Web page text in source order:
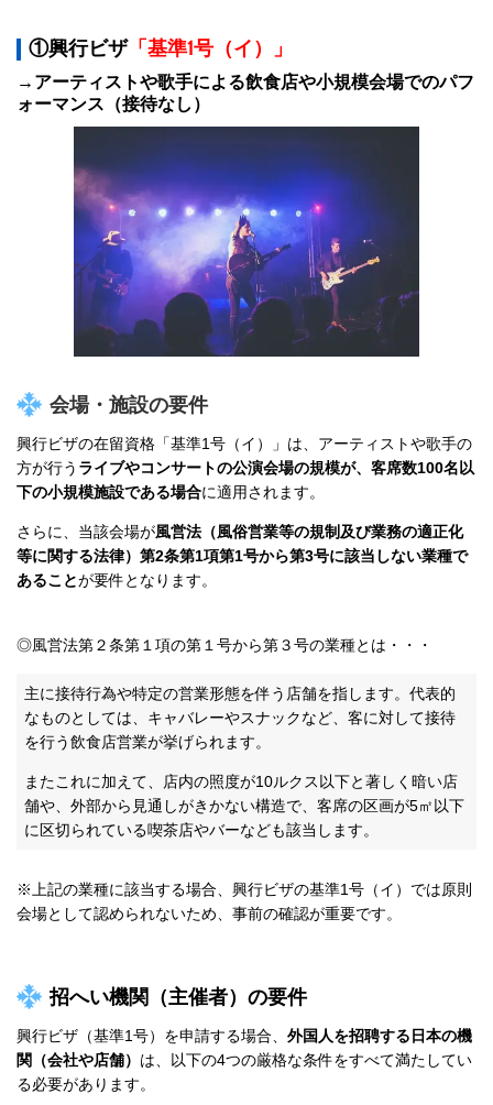
①興行ビザ「基準1号（イ）」
→ アーティストや歌手による飲食店や小規模会場でのパフ
ォーマンス（接待なし）
会場・施設の要件
興行ビザの在留資格「基準1号（イ）」は、アーティストや歌手の
方が行う ライブやコンサートの公演会場の規模が、客席数100名以
下の小規模施設である場合に適用されます。
さらに、当該会場が風営法（風俗営業等の規制及び業務の適正化
等に関する法律）第2条第1項第1号から第3号に該当しない業種で
あることが要件となります。
◎風営法第２条第１項の第１号から第３号の業種とは・・・
主に接待行為や特定の営業形態を伴う店舗を指します。代表的
なものとしては、キャバレーやスナックなど、客に対して接待
を行う飲食店営業が挙げられます。
またこれに加えて、店内の照度が10ルクス以下と著しく暗い店
舗や、外部から見通しがきかない構造で、客席の区画が5㎡以下
に区切られている喫茶店やバーなども該当します。
※上記の業種に該当する場合、興行ビザの基準1号（イ）では原則
会場として認められないため、事前の確認が重要です。
招へい機関（主催者）の要件
興行ビザ（基準1号）を申請する場合、 外国人を招聘する日本の機
関（会社や店舗） は、以下の4つの厳格な条件をすべて満たしてい
る必要があります。